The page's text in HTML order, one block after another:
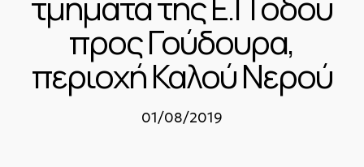
προς Γούδουρα,
περιοχή Καλού Νερού
01/08/2019